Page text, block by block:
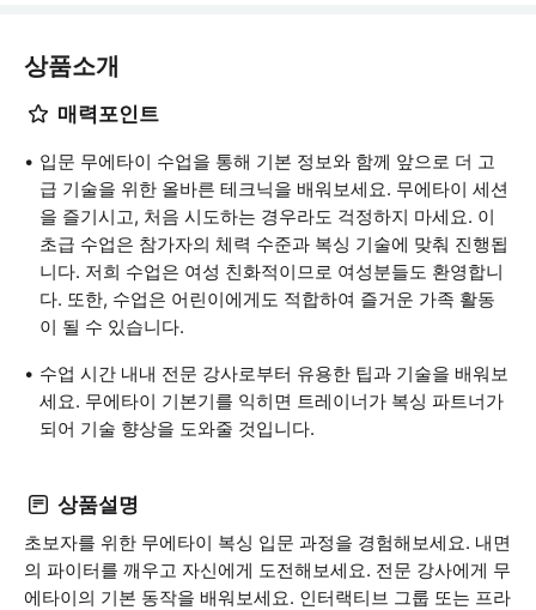
상품소개
매력포인트
입문 무에타이 수업을 통해 기본 정보와 함께 앞으로 더 고
급 기술을 위한 올바른 테크닉을 배워보세요. 무에타이 세션
을 즐기시고, 처음 시도하는 경우라도 걱정하지 마세요. 이
초급 수업은 참가자의 체력 수준과 복싱 기술에 맞춰 진행됩
니다. 저희 수업은 여성 친화적이므로 여성분들도 환영합니
다. 또한, 수업은 어린이에게도 적합하여 즐거운 가족 활동
이 될 수 있습니다.
수업 시간 내내 전문 강사로부터 유용한 팁과 기술을 배워보
세요. 무에타이 기본기를 익히면 트레이너가 복싱 파트너가
되어 기술 향상을 도와줄 것입니다.
상품설명
초보자를 위한 무에타이 복싱 입문 과정을 경험해보세요. 내면
의 파이터를 깨우고 자신에게 도전해보세요. 전문 강사에게 무
에타이의 기본 동작을 배워보세요. 인터랙티브 그룹 또는 프라